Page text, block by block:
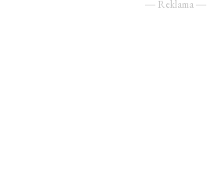
― Reklama ―